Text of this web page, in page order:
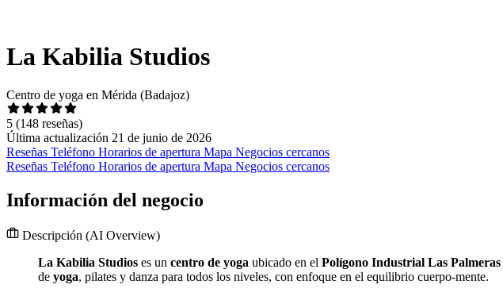
La Kabilia Studios
Centro de yoga en Mérida (Badajoz)
5 (148 reseñas)
Última actualización 21 de junio de 2026
Reseñas Teléfono Horarios de apertura Mapa Negocios cercanos
Reseñas Teléfono Horarios de apertura Mapa Negocios cercanos
Información del negocio
Descripción (AI Overview)
La Kabilia Studios es un centro de yoga ubicado en el Polígono Industrial Las Palmeras
de yoga, pilates y danza para todos los niveles, con enfoque en el equilibrio cuerpo-mente.